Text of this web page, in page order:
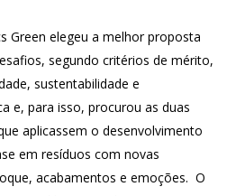
Green elegeu a melhor proposta
segundo critérios de mérito,
sustentabilidade e
e, para isso, procurou as duas
aplicassem o desenvolvimento
em resíduos com novas
acabamentos e emoções. O